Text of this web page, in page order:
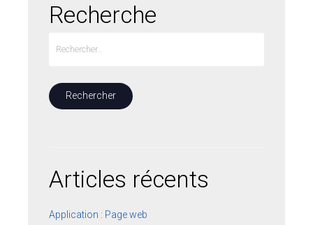
Recherche
Articles récents
Application : Page web